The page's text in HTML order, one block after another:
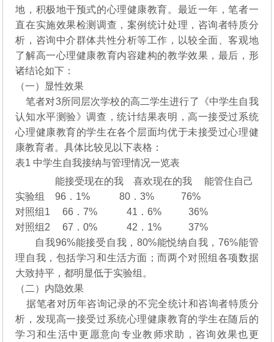
地，积极地干预式的心理健康教育。最近一年，笔者一
直在实施效果检测调查，案例统计处理，咨询者特质分
析，咨询中介群体共性分析等工作，以较全面、客观地
了解高一心理健康教育内容建构的教学效果，最后，形
诸结论如下：
（一）显性效果
笔者对3所同层次学校的高二学生进行了《中学生自我
认知水平测验》调查，统计结果表明，高一接受过系统
心理健康教育的学生在各个层面均优于未接受过心理健
康教育者。具体比较见以下表格：
表1 中学生自我接纳与管理情况一览表
能接受现在的我 喜欢现在的我 能管住自己
实验组
96．1% 80．3% 76%
对照组1
66．7% 41．6% 36%
对照组2
67．0% 42．1% 37%
自我96%能接受自我，80%能悦纳自我，76%能管
理自我，包括学习和生活方面；而两个对照组各项数据
大致持平，都明显低于实验组。
（二）内隐效果
据笔者对历年咨询记录的不完全统计和咨询者特质分
析，发现高一接受过系统心理健康教育的学生在随后的
学习和生活中更愿意向专业教师求助，咨询效果也更